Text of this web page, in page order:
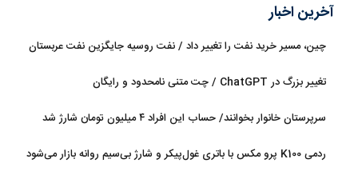
آخرین اخبار
چین، مسیر خرید نفت را تغییر داد / نفت روسیه جایگزین نفت عربستان
تغییر بزرگ در ChatGPT / چت متنی نامحدود و رایگان
سرپرستان خانوار بخوانند/ حساب این افراد ۴ میلیون تومان شارژ شد
ردمی K100 پرو مکس با باتری غول‌پیکر و شارژ بی‌سیم روانه بازار می‌شود